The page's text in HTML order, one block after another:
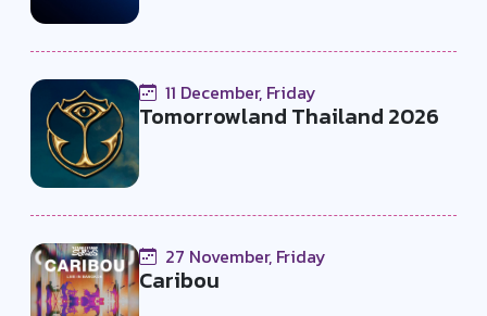
11 December, Friday
Tomorrowland Thailand 2026
27 November, Friday
Caribou